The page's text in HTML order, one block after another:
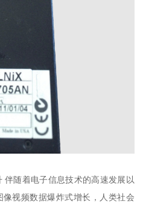
伴随着电子信息技术的高速发展以
视频数据爆炸式增长，人类社会